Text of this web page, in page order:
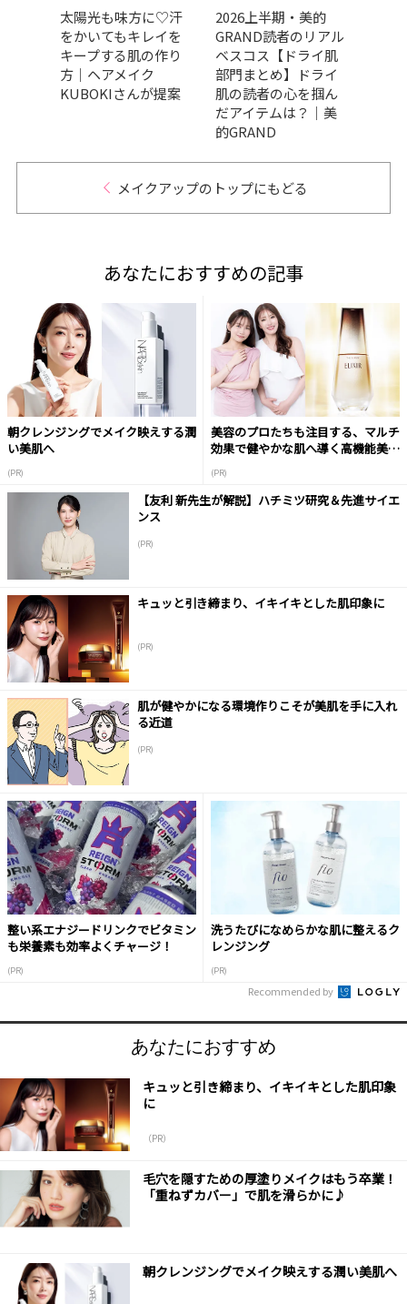
太陽光も味方に♡汗
をかいてもキレイを
キープする肌の作り
方｜ヘアメイク
KUBOKIさんが提案
2026上半期・美的
GRAND読者のリアル
ベスコス【ドライ肌
部門まとめ】ドライ
肌の読者の心を掴ん
だアイテムは？｜美
的GRAND
メイクアップのトップにもどる
あなたにおすすめの記事
朝クレンジングでメイク映えする潤
い美肌へ
(PR)
美容のプロたちも注目する、マルチ
効果で健やかな肌へ導く高機能美容
(PR)
【友利 新先生が解説】ハチミツ研究＆先進サイエ
ンス
(PR)
キュッと引き締まり、イキイキとした肌印象に
(PR)
肌が健やかになる環境作りこそが美肌を手に入れ
る近道
(PR)
整い系エナジードリンクでビタミン
も栄養素も効率よくチャージ！
(PR)
洗うたびになめらかな肌に整えるク
レンジング
(PR)
Recommended by
あなたにおすすめ
キュッと引き締まり、イキイキとした肌印象
に
（PR）
毛穴を隠すための厚塗りメイクはもう卒業！
「重ねずカバー」で肌を滑らかに♪
朝クレンジングでメイク映えする潤い美肌へ